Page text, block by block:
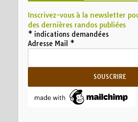
Inscrivez-vous à la newsletter
des dernières randos publiées
* indications demandées
Adresse Mail *